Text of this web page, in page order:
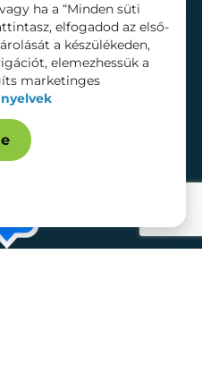
Szolgáltatások
Bérelhető területek
ha a “Minden süti
elfogadod az első-
a készülékeden,
elemezhessük a
marketinges